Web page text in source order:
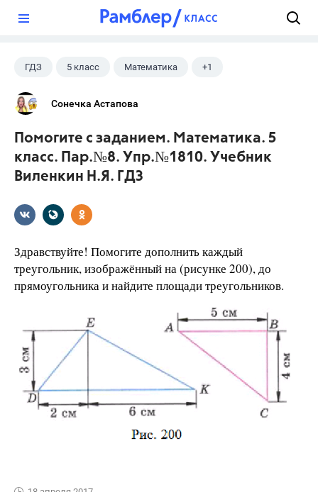
ГДЗ 5 класс Математика +1
Виленкин Н.Я.
Сонечка Астапова
Помогите с заданием. Математика. 5
класс. Пар.№8. Упр.№1810. Учебник
Виленкин Н.Я. ГДЗ
Здравствуйте! Помогите дополнить каждый
треугольник, изображённый на (рисунке 200), до
прямоугольника и найдите площади треугольников.